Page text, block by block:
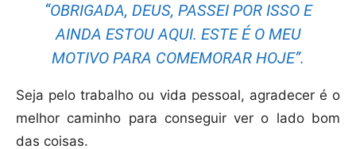
“OBRIGADA, DEUS, PASSEI POR ISSO E
AINDA ESTOU AQUI. ESTE É O MEU
MOTIVO PARA COMEMORAR HOJE”.
Seja pelo trabalho ou vida pessoal, agradecer é o
melhor caminho para conseguir ver o lado bom
das coisas.